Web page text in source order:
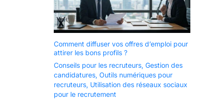
Comment diffuser vos offres d’emploi pour
attirer les bons profils ?
Conseils pour les recruteurs, Gestion des
candidatures, Outils numériques pour
recruteurs, Utilisation des réseaux sociaux
pour le recrutement